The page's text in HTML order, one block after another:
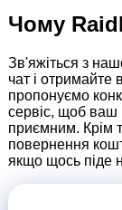
Чому
Зв'яжіться з
чат і отримайте
пропонуємо
сервіс, щоб ваш
приємним. Крім
повернення
якщо щось піде